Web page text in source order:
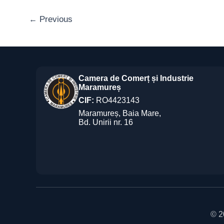
← Previous
Camera de Comerț și Industrie
Maramureș
CIF: RO4423143
Maramureș, Baia Mare,
Bd. Unirii nr. 16
©